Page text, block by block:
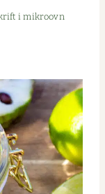
i mikroovn